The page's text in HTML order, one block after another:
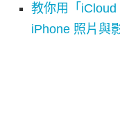
教你用「
iPhone 照片與